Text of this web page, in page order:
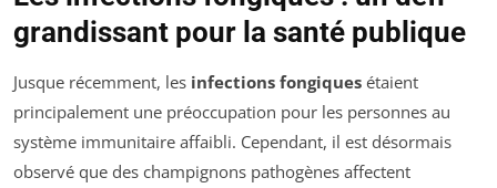
grandissant pour la santé publique
Jusque récemment, les infections fongiques étaient
principalement une préoccupation pour les personnes au
système immunitaire affaibli. Cependant, il est désormais
observé que des champignons pathogènes affectent